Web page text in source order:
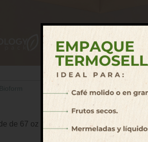
de 67 oz para porciones abundantes.